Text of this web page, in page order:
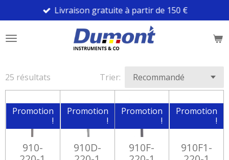
au
contenu
Livraison gratuite à partir de 150 €
25 résultats Trier:
Promotion
!
910-
Promotion
!
910D-
Promotion
!
910F-
Promotion
!
910F1-